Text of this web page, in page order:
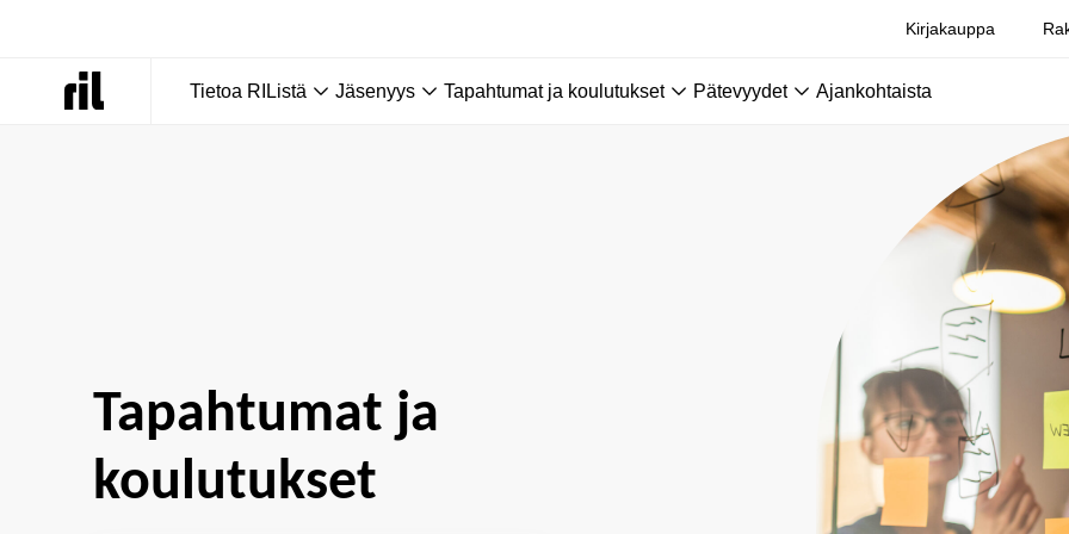
Kirjakauppa
Tietoa RIListä Jäsenyys Tapahtumat ja koulutukset Pätevyydet Ajankohtaista
Tapahtumat ja
koulutukset